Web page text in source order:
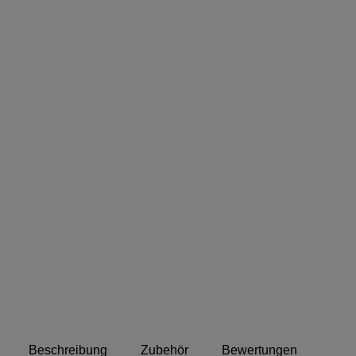
Beschreibung Zubehör Bewertungen